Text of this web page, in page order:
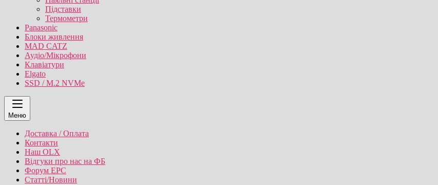
Підставки
Термометри
Panasonic
Блоки живлення
MAD CATZ
Аудіо/Мікрофони
Клавіатури
Elgato
SSD / M.2 NVMe
Меню
Доставка / Оплата
Контакти
Наш OLX
Відгуки про нас на ФБ
Форум EPC
Статті/Новини